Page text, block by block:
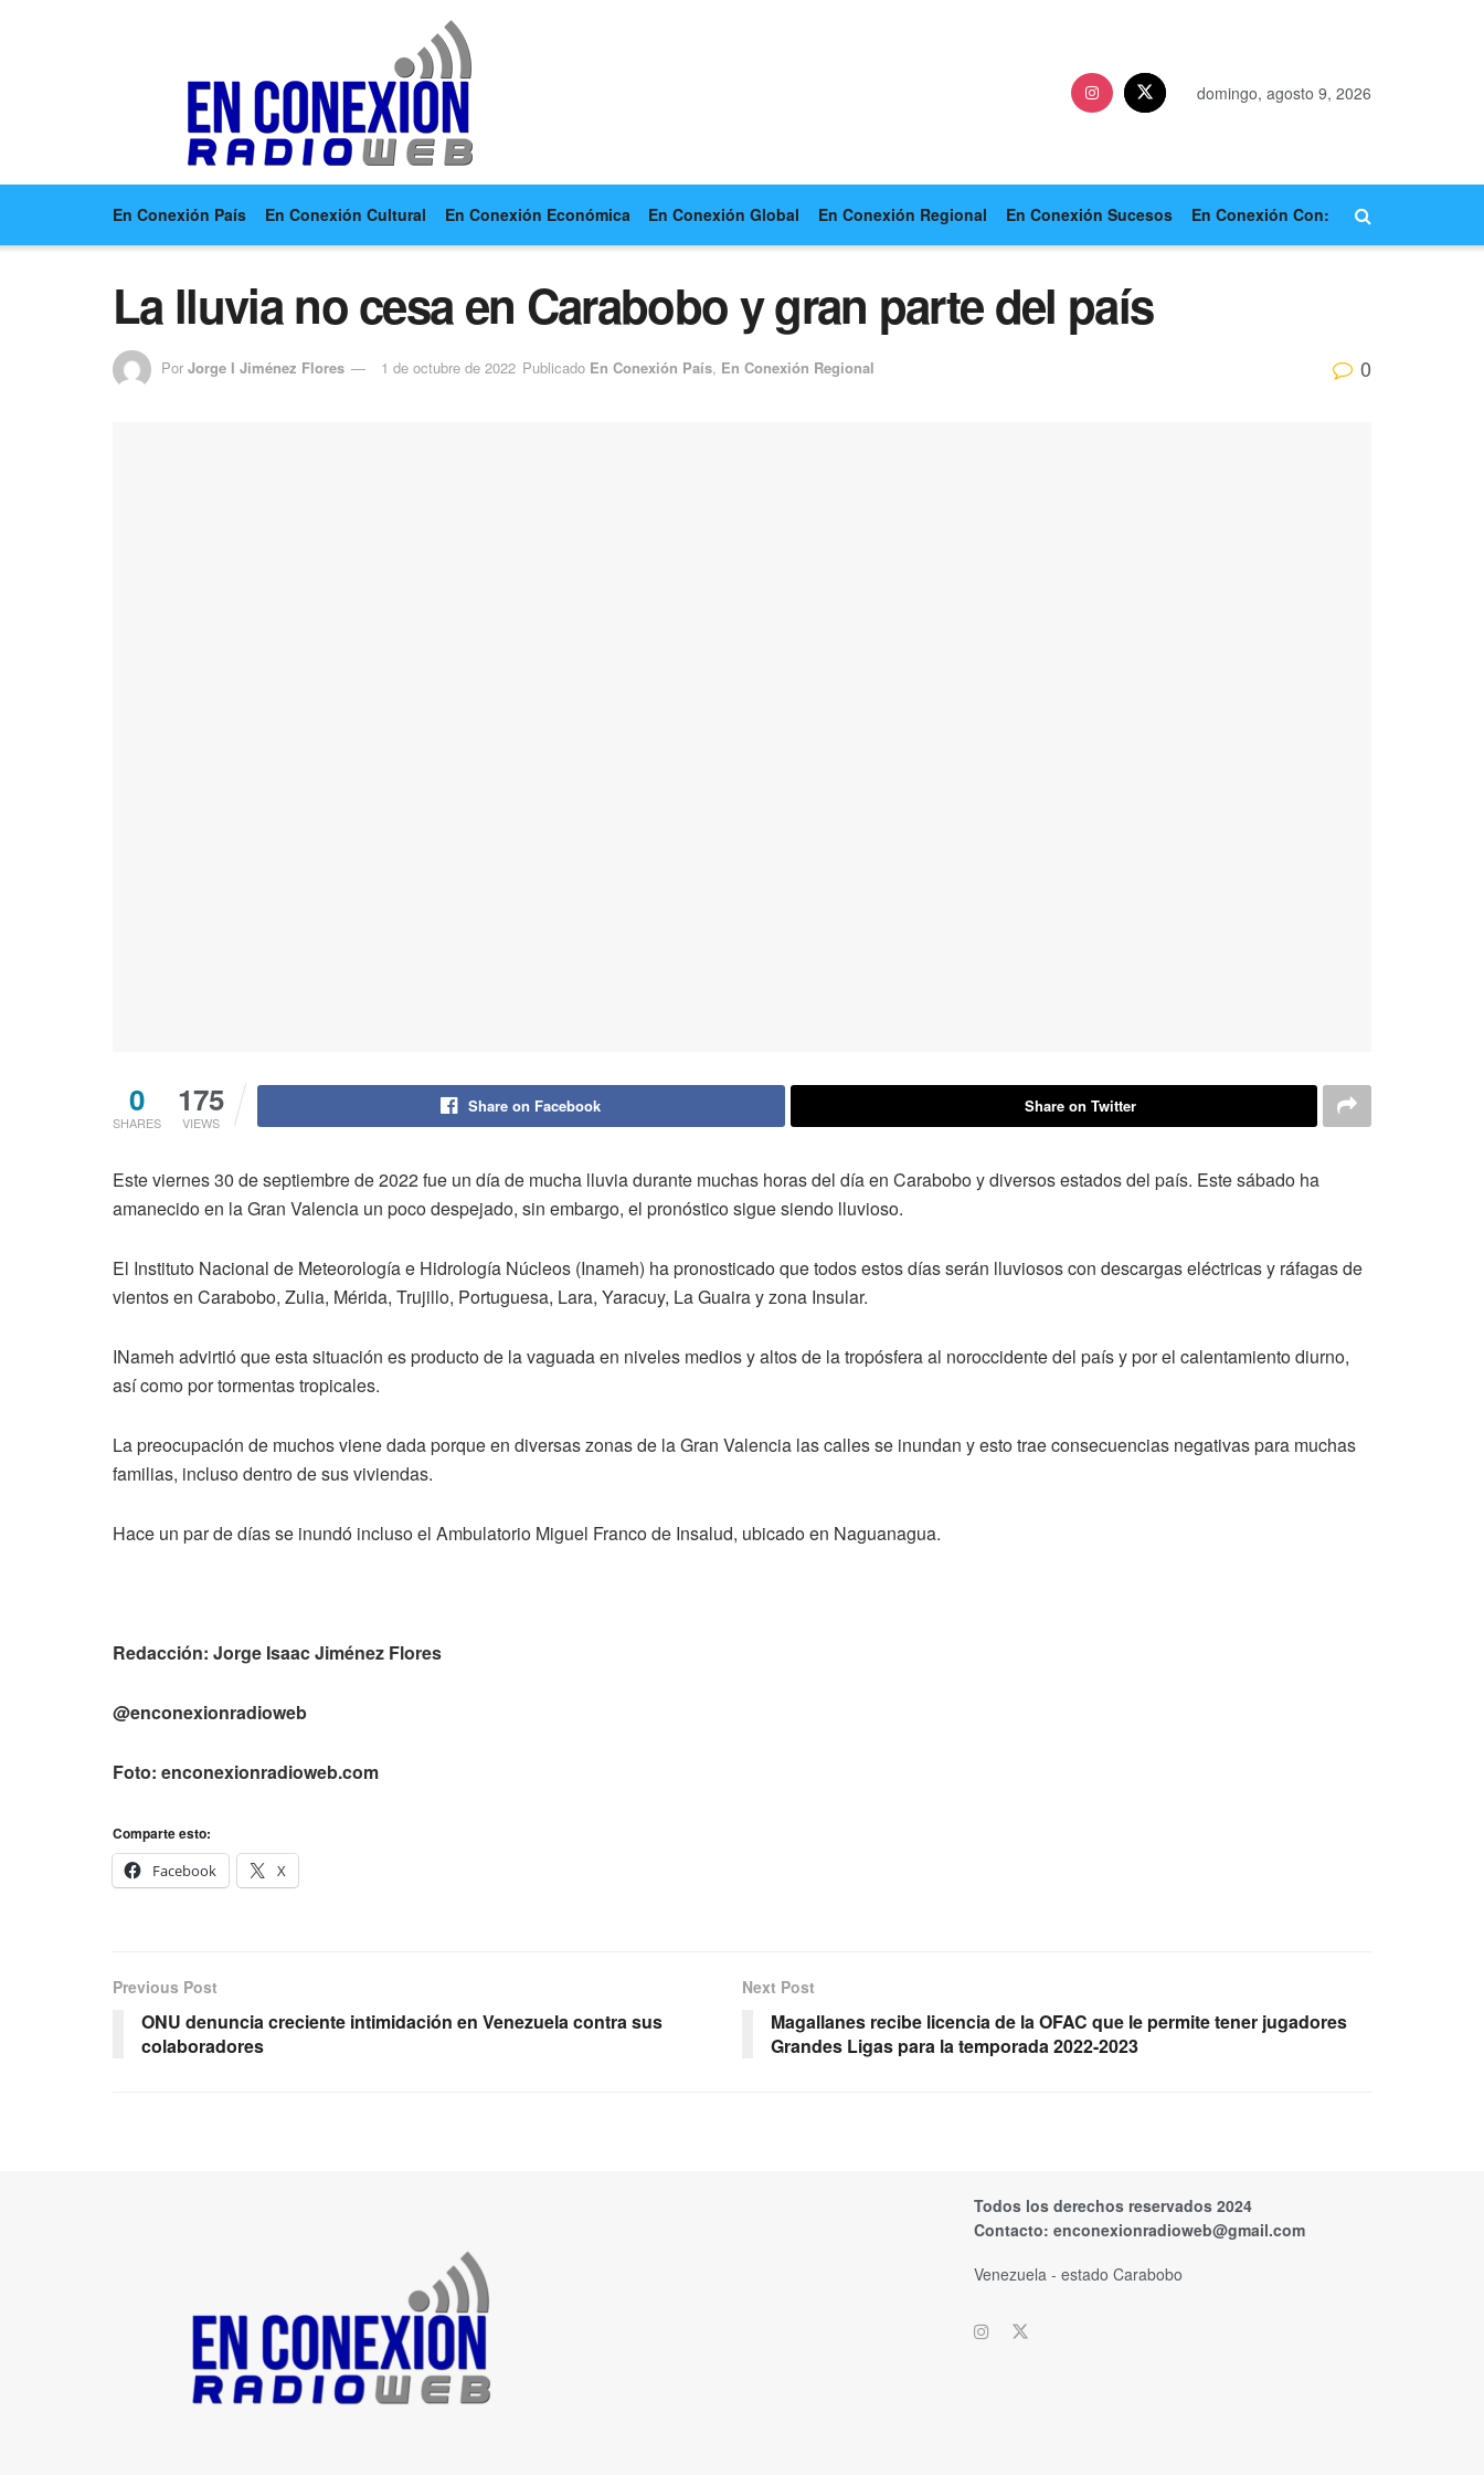
domingo, agosto 9, 2026
En Conexión País En Conexión Cultural En Conexión Económica En Conexión Global En Conexión Regional En Conexión Sucesos En Conexión Con:
La lluvia no cesa en Carabobo y gran parte del país
Por Jorge I Jiménez Flores 1 de octubre de 2022 Publicado En Conexión País, En Conexión Regional 0
0
SHARES
175
VIEWS
Share on Facebook Share on Twitter
Este viernes 30 de septiembre de 2022 fue un día de mucha lluvia durante muchas horas del día en Carabobo y diversos estados del país. Este sábado ha
amanecido en la Gran Valencia un poco despejado, sin embargo, el pronóstico sigue siendo lluvioso.
El Instituto Nacional de Meteorología e Hidrología Núcleos (Inameh) ha pronosticado que todos estos días serán lluviosos con descargas eléctricas y ráfagas de
vientos en Carabobo, Zulia, Mérida, Trujillo, Portuguesa, Lara, Yaracuy, La Guaira y zona Insular.
INameh advirtió que esta situación es producto de la vaguada en niveles medios y altos de la tropósfera al noroccidente del país y por el calentamiento diurno,
así como por tormentas tropicales.
La preocupación de muchos viene dada porque en diversas zonas de la Gran Valencia las calles se inundan y esto trae consecuencias negativas para muchas
familias, incluso dentro de sus viviendas.
Hace un par de días se inundó incluso el Ambulatorio Miguel Franco de Insalud, ubicado en Naguanagua.
Redacción: Jorge Isaac Jiménez Flores
@enconexionradioweb
Foto: enconexionradioweb.com
Comparte esto:
Facebook
X
Previous Post
ONU denuncia creciente intimidación en Venezuela contra sus
colaboradores
Next Post
Magallanes recibe licencia de la OFAC que le permite tener jugadores
Grandes Ligas para la temporada 2022-2023
Todos los derechos reservados 2024
Contacto: enconexionradioweb@gmail.com
Venezuela - estado Carabobo